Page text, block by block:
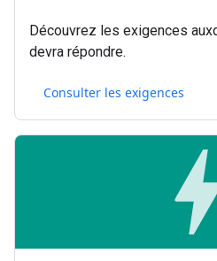
Découvrez les exigences
devra répondre.
Consulter les exigences